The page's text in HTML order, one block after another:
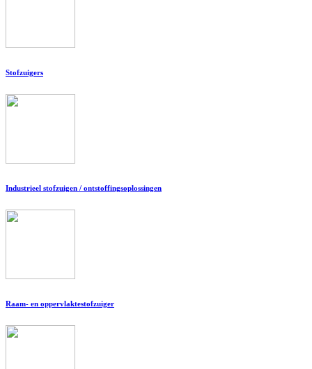
Stofzuigers
Industrieel stofzuigen / ontstoffingsoplossingen
Raam- en oppervlaktestofzuiger